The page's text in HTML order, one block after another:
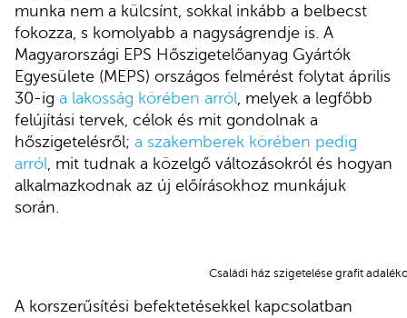
munka nem a külcsínt, sokkal inkább a belbecst
fokozza, s komolyabb a nagyságrendje is. A
Magyarországi EPS Hőszigetelőanyag Gyártók
Egyesülete (MEPS) országos felmérést folytat április
30-ig a lakosság körében arról, melyek a legfőbb
felújítási tervek, célok és mit gondolnak a
hőszigetelésről; a szakemberek körében pedig
arról, mit tudnak a közelgő változásokról és hogyan
alkalmazkodnak az új előírásokhoz munkájuk
során.
Családi ház szigetelése grafit
A korszerűsítési befektetésekkel kapcsolatban